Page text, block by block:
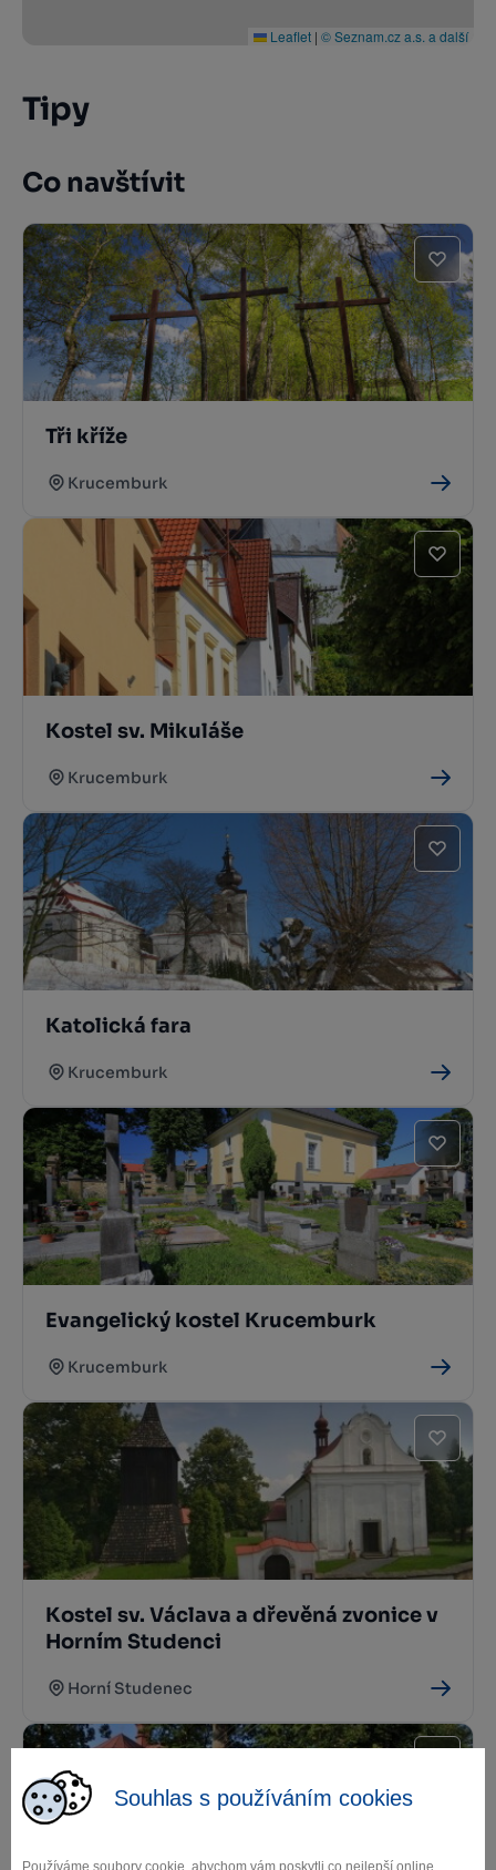
Souhlas s používáním cookies
Používáme soubory cookie, abychom vám poskytli co nejlepší online
Leaflet | © Seznam.cz a.s. a další
Tipy
Co navštívit
Tři kříže
Krucemburk
Kostel sv. Mikuláše
Krucemburk
Katolická fara
Krucemburk
Evangelický kostel Krucemburk
Krucemburk
Kostel sv. Václava a dřevěná zvonice v
Horním Studenci
Horní Studenec